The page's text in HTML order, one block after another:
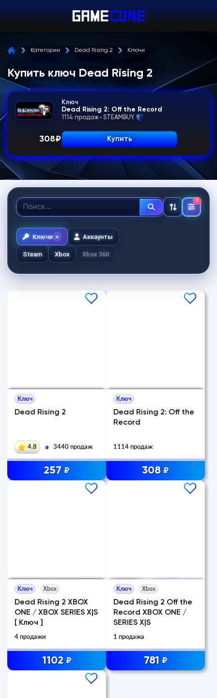
Категории Dead Rising 2 Ключи
Купить ключ Dead Rising 2
Ключ
Dead Rising 2: Off the Record
1114 продаж STEAMBUY.
308₽ Купить
1
Ключи Аккаунты
Steam Xbox Xbox 360
Ключ
Dead Rising 2
4.8 3440 продаж
257 ₽
Ключ
Dead Rising 2: Off the
Record
1114 продаж
308 ₽
Ключ Xbox
Dead Rising 2 XBOX
ONE / XBOX SERIES X|S
[ Ключ ]
4 продажи
1102 ₽
Ключ Xbox
Dead Rising 2 Off the
Record XBOX ONE /
SERIES X|S
1 продажа
781 ₽